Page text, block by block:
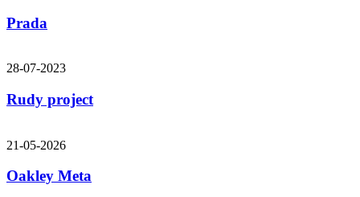
Prada
28-07-2023
Rudy project
21-05-2026
Oakley Meta